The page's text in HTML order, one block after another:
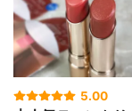
5.00